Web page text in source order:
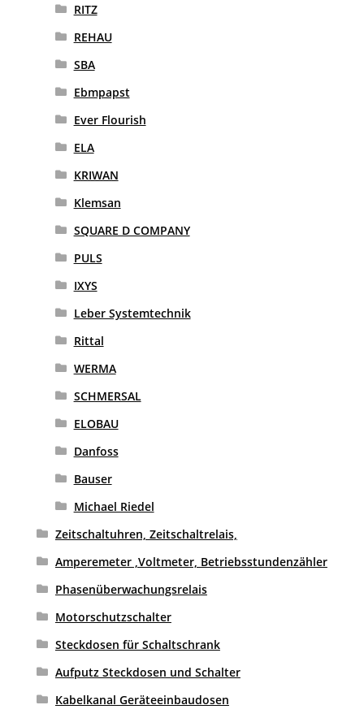
RITZ
REHAU
SBA
Ebmpapst
Ever Flourish
ELA
KRIWAN
Klemsan
SQUARE D COMPANY
PULS
IXYS
Leber Systemtechnik
Rittal
WERMA
SCHMERSAL
ELOBAU
Danfoss
Bauser
Michael Riedel
Zeitschaltuhren, Zeitschaltrelais,
Amperemeter ,Voltmeter, Betriebsstundenzähler
Phasenüberwachungsrelais
Motorschutzschalter
Steckdosen für Schaltschrank
Aufputz Steckdosen und Schalter
Kabelkanal Geräteeinbaudosen